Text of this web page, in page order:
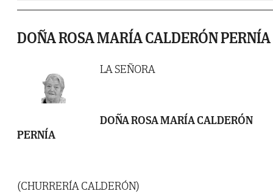
DOÑA ROSA MARÍA CALDERÓN PERNÍA
LA SEÑORA
DOÑA ROSA MARÍA CALDERÓN
PERNÍA
(CHURRERÍA CALDERÓN)